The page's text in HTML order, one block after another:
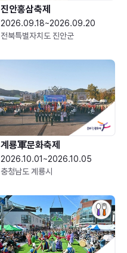
진안홍삼축제
2026.09.18~2026.09.20
전북특별자치도 진안군
2026.10.01~2026.10.05
충청남도 계룡시